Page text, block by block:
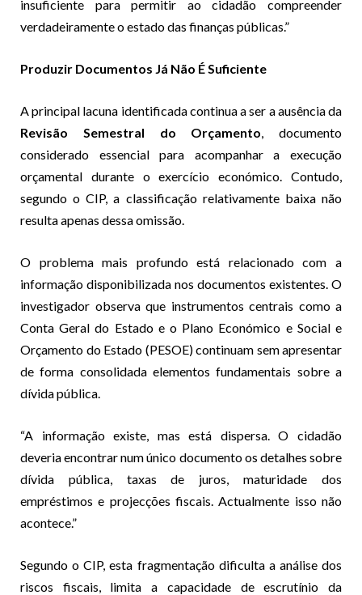
insuficiente para permitir ao cidadão compreender
verdadeiramente o estado das finanças públicas.”
Produzir Documentos Já Não É Suficiente
A principal lacuna identificada continua a ser a ausência da
Revisão Semestral do Orçamento, documento
considerado essencial para acompanhar a execução
orçamental durante o exercício económico. Contudo,
segundo o CIP, a classificação relativamente baixa não
resulta apenas dessa omissão.
O problema mais profundo está relacionado com a
informação disponibilizada nos documentos existentes. O
investigador observa que instrumentos centrais como a
Conta Geral do Estado e o Plano Económico e Social e
Orçamento do Estado (PESOE) continuam sem apresentar
de forma consolidada elementos fundamentais sobre a
dívida pública.
“A informação existe, mas está dispersa. O cidadão
deveria encontrar num único documento os detalhes sobre
dívida pública, taxas de juros, maturidade dos
empréstimos e projecções fiscais. Actualmente isso não
acontece.”
Segundo o CIP, esta fragmentação dificulta a análise dos
riscos fiscais, limita a capacidade de escrutínio da